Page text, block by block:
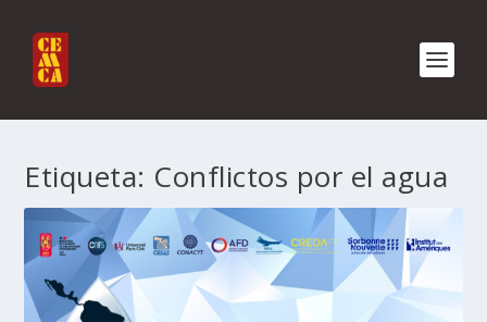
Etiqueta: Conflictos por el agua